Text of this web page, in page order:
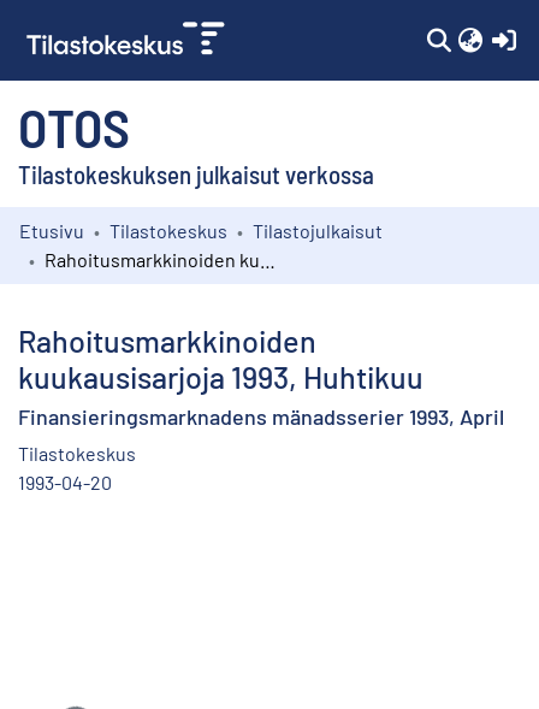
OTOS
Tilastokeskuksen julkaisut verkossa
Kokoelmat
Etusivu Tilastokeskus
Tilastojulkaisut
Rahoitusmarkkinoiden
kuukausisarjoja 1993, Huhtikuu
Finansieringsmarknadens mänadsserier 1993, April
Tilastokeskus
1993-04-20